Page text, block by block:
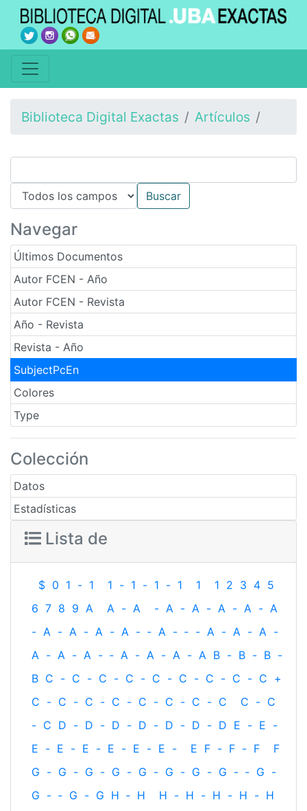
Biblioteca Digital Exactas Artículos
Navegar
Últimos Documentos
Autor FCEN - Año
Autor FCEN - Revista
Año - Revista
Revista - Año
SubjectPcEn
Colores
Type
Colección
Datos
Estadísticas
Lista de
$ 0 1 - 1 1 - 1 - 1 - 1 1 1 2 3 4 5
6 7 8 9 A A - A - A - A - A - A - A
- A - A - A - A - ‐ A - ‐ - A - A - A -
A - A - A - ‐ A - A - A - A B - B - B -
B C - C - C - C - C - C - C - C - C +
C - C - C - C - C - C - C - C C - C
- C D - D - D - D - D - D - D E - E -
E - E - E - E - E - E - E F - F - F
F
G - G - G - G - G - G - G - G - ‐ G -
G - ‐ G - G H ‐ H H - H - H - H - H